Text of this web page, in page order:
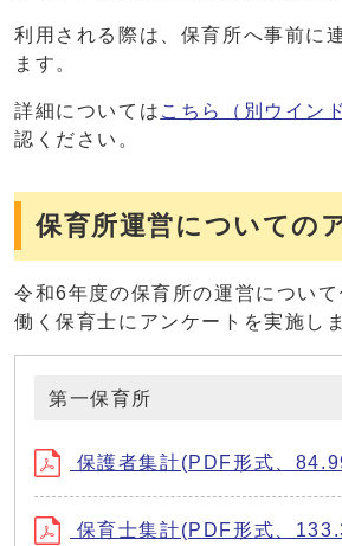
利用される際は、保育所へ事前に
ます。
詳細については こちら （別ウイン
認ください。
保育所運営についての
令和6年度の保育所の運営につい
働く保育士にアンケートを実施し
第一保育所
保護者集計(PDF形式、
保育士集計(PDF形式、